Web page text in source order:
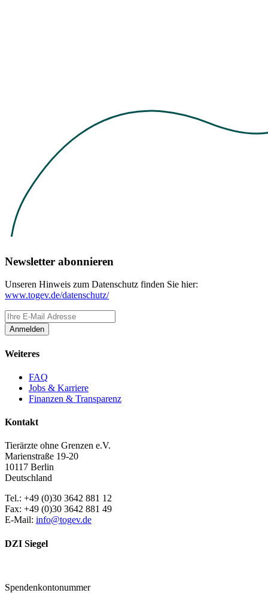
Newsletter abonnieren
Unseren Hinweis zum Datenschutz finden Sie hier:
www.togev.de/datenschutz/
Anmelden
Weiteres
FAQ
Jobs & Karriere
Finanzen & Transparenz
Kontakt
Tierärzte ohne Grenzen e.V.
Marienstraße 19-20
10117 Berlin
Deutschland
Tel.: +49 (0)30 3642 881 12
Fax: +49 (0)30 3642 881 49
E-Mail: info@togev.de
DZI Siegel
Spendenkontonummer